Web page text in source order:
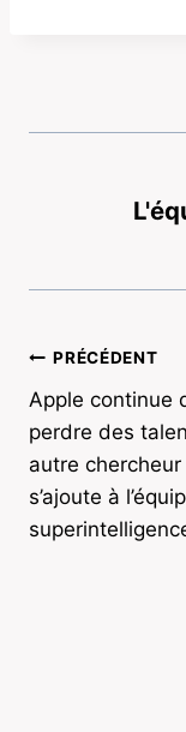
Navigation
de
l’article
PRÉCÉDENT
Apple continue
perdre des
autre chercheur
s’ajoute à